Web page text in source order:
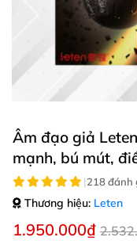
Âm đạo giả
mạnh, bú mút,
|218 đánh
Thương hiệu: Leten
1.950.000₫